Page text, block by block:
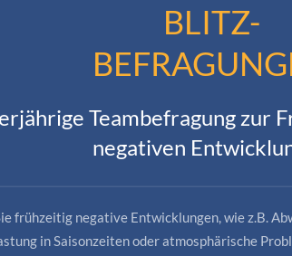
BLITZ-
Teambefragung zur
negativen
frühzeitig negative Entwicklungen, wie z.B.
in Saisonzeiten oder atmosphärische